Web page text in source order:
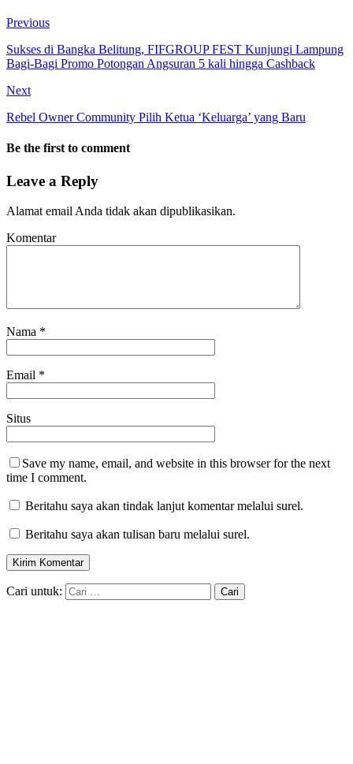
Previous
Sukses di Bangka Belitung, FIFGROUP FEST Kunjungi Lampung
Bagi-Bagi Promo Potongan Angsuran 5 kali hingga Cashback
Next
Rebel Owner Community Pilih Ketua ‘Keluarga’ yang Baru
Be the first to comment
Leave a Reply
Alamat email Anda tidak akan dipublikasikan.
Komentar
Nama *
Email *
Situs
Save my name, email, and website in this browser for the next
time I comment.
Beritahu saya akan tindak lanjut komentar melalui surel.
Beritahu saya akan tulisan baru melalui surel.
Cari untuk: